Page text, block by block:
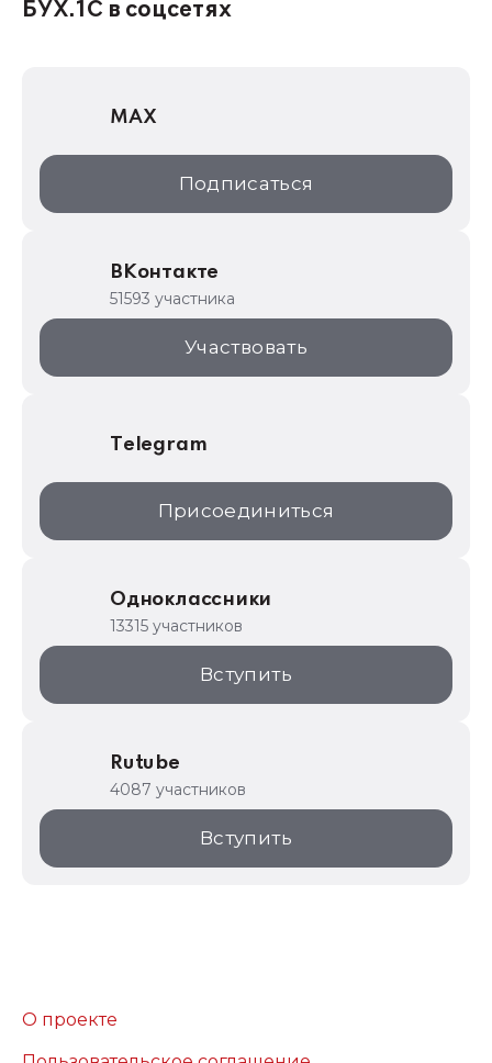
1С:Дистрибьюция
1С:Образование
ИТС.1C.ru
1С:Торговая площадка
БУХ.1С в соцсетях
MAX
Подписаться
ВКонтакте
51593 участника
Участвовать
Telegram
Присоединиться
Одноклассники
13315 участников
Вступить
Rutube
4087 участников
Вступить
О проекте